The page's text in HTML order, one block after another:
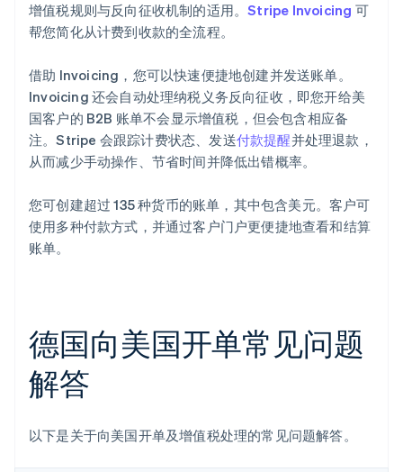
增值税规则与反向征收机制的适用。Stripe Invoicing 可
帮您简化从计费到收款的全流程。
借助 Invoicing，您可以快速便捷地创建并发送账单。
Invoicing 还会自动处理纳税义务反向征收，即您开给美
国客户的 B2B 账单不会显示增值税，但会包含相应备
注。Stripe 会跟踪计费状态、发送付款提醒并处理退款，
从而减少手动操作、节省时间并降低出错概率。
您可创建超过 135 种货币的账单，其中包含美元。客户可
使用多种付款方式，并通过客户门户更便捷地查看和结算
账单。
德国向美国开单常见问题
解答
以下是关于向美国开单及增值税处理的常见问题解答。